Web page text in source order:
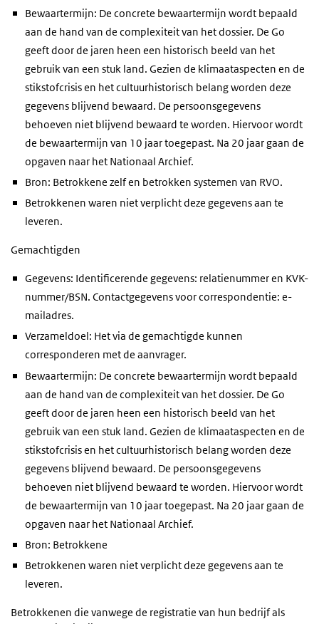
Bewaartermijn: De concrete bewaartermijn wordt bepaald
aan de hand van de complexiteit van het dossier. De Go
geeft door de jaren heen een historisch beeld van het
gebruik van een stuk land. Gezien de klimaataspecten en de
stikstofcrisis en het cultuurhistorisch belang worden deze
gegevens blijvend bewaard. De persoonsgegevens
behoeven niet blijvend bewaard te worden. Hiervoor wordt
de bewaartermijn van 10 jaar toegepast. Na 20 jaar gaan de
opgaven naar het Nationaal Archief.
Bron: Betrokkene zelf en betrokken systemen van RVO.
Betrokkenen waren niet verplicht deze gegevens aan te
leveren.
Gemachtigden
Gegevens: Identificerende gegevens: relatienummer en KVK-
nummer/BSN. Contactgegevens voor correspondentie: e-
mailadres.
Verzameldoel: Het via de gemachtigde kunnen
corresponderen met de aanvrager.
Bewaartermijn: De concrete bewaartermijn wordt bepaald
aan de hand van de complexiteit van het dossier. De Go
geeft door de jaren heen een historisch beeld van het
gebruik van een stuk land. Gezien de klimaataspecten en de
stikstofcrisis en het cultuurhistorisch belang worden deze
gegevens blijvend bewaard. De persoonsgegevens
behoeven niet blijvend bewaard te worden. Hiervoor wordt
de bewaartermijn van 10 jaar toegepast. Na 20 jaar gaan de
opgaven naar het Nationaal Archief.
Bron: Betrokkene
Betrokkenen waren niet verplicht deze gegevens aan te
leveren.
Betrokkenen die vanwege de registratie van hun bedrijf als